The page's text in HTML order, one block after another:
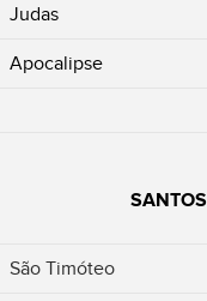
Judas
Apocalipse
São Timóteo